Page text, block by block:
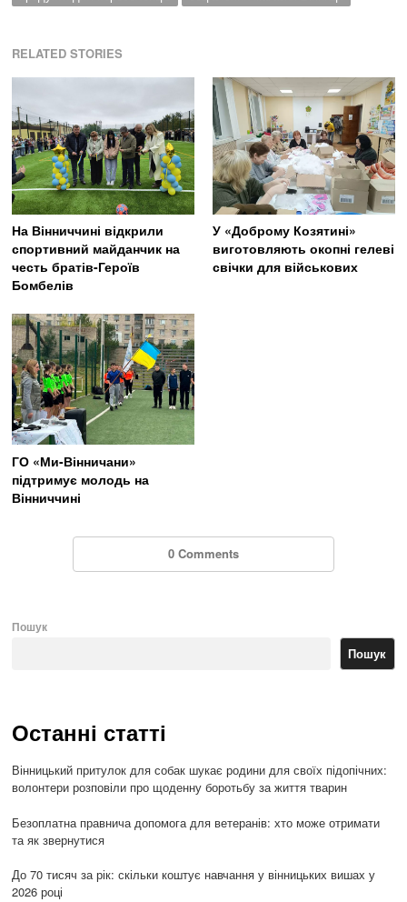
RELATED STORIES
На Вінниччині відкрили
спортивний майданчик на
честь братів-Героїв
Бомбелів
У «Доброму Козятині»
виготовляють окопні гелеві
свічки для військових
ГО «Ми-Вінничани»
підтримує молодь на
Вінниччині
0 Comments
Пошук
Пошук
Останні статті
Вінницький притулок для собак шукає родини для своїх підопічних:
волонтери розповіли про щоденну боротьбу за життя тварин
Безоплатна правнича допомога для ветеранів: хто може отримати
та як звернутися
До 70 тисяч за рік: скільки коштує навчання у вінницьких вишах у
2026 році